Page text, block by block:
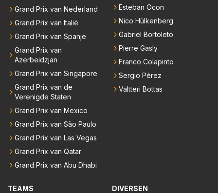
Grand Prix van Nederland
Grand Prix van Italië
Grand Prix van Spanje
Grand Prix van
Azerbeidzjan
Grand Prix van Singapore
Grand Prix van de
Verenigde Staten
Grand Prix van Mexico
Grand Prix van São Paulo
Grand Prix van Las Vegas
Grand Prix van Qatar
Grand Prix van Abu Dhabi
Esteban Ocon
Nico Hülkenberg
Gabriel Bortoleto
Pierre Gasly
Franco Colapinto
Sergio Pérez
Valtteri Bottas
TEAMS
DIVERSEN